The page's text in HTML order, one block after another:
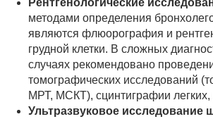
Рентгенологические
методами определения
являются флюорография и
грудной клетки. В сложных
случаях рекомендовано
томографических исследований
МРТ, МСКТ), сцинтиграфии легких,
Ультразвуковое исследование